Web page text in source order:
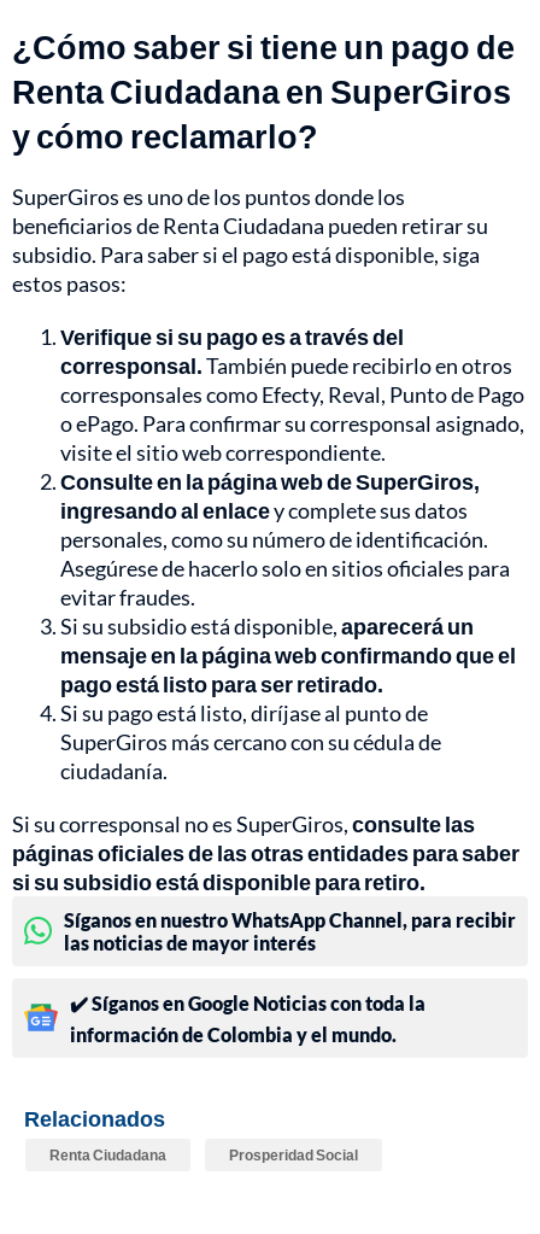
¿Cómo saber si tiene un pago de
Renta Ciudadana en SuperGiros
y cómo reclamarlo?
SuperGiros es uno de los puntos donde los
beneficiarios de Renta Ciudadana pueden retirar su
subsidio. Para saber si el pago está disponible, siga
estos pasos:
Verifique si su pago es a través del
corresponsal.También puede recibirlo en otros
corresponsales como Efecty, Reval, Punto de Pago
o ePago. Para confirmar su corresponsal asignado,
visite el sitio web correspondiente.
Consulte en la página web de SuperGiros,
ingresando al enlacey complete sus datos
personales, como su número de identificación.
Asegúrese de hacerlo solo en sitios oficiales para
evitar fraudes.
Si su subsidio está disponible,aparecerá un
mensaje en la página web confirmando que el
pago está listo para ser retirado.
Si su pago está listo, diríjase al punto de
SuperGiros más cercano con su cédula de
ciudadanía.
Si su corresponsal no es SuperGiros,consulte las
páginas oficiales de las otras entidades para saber
si su subsidio está disponible para retiro.
Síganos en nuestro WhatsApp Channel, para recibir
las noticias de mayor interés
✔️ Síganos en Google Noticias con toda la
información de Colombia y el mundo.
Relacionados
Renta Ciudadana Prosperidad Social